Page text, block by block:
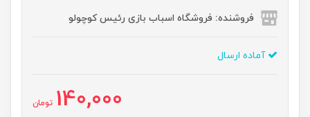
فروشنده: فروشگاه اسباب بازی رئیس کوچولو
آماده ارسال
140,000 تومان